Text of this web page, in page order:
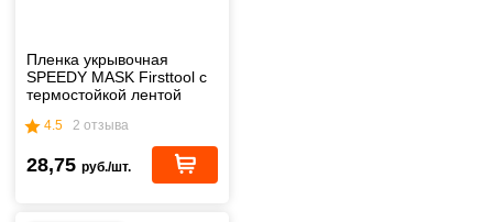
Пленка укрывочная
SPEEDY MASK Firsttool с
термостойкой лентой
4.5 2 отзыва
28,75 руб./шт.